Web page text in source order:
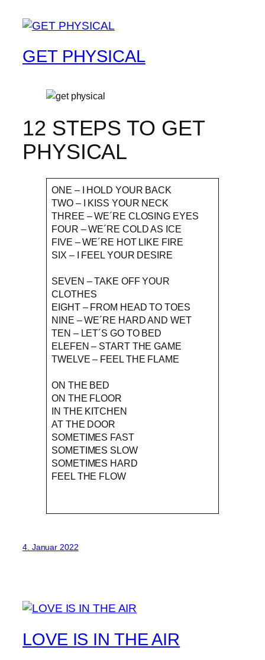
GET PHYSICAL
12 STEPS TO GET
PHYSICAL
ONE – I HOLD YOUR BACK
TWO – I KISS YOUR NECK
THREE – WE´RE CLOSING EYES
FOUR – WE´RE COLD AS ICE
FIVE – WE´RE HOT LIKE FIRE
SIX – I FEEL YOUR DESIRE
SEVEN – TAKE OFF YOUR
CLOTHES
EIGHT – FROM HEAD TO TOES
NINE – WE´RE HARD AND WET
TEN – LET´S GO TO BED
ELEFEN – START THE GAME
TWELVE – FEEL THE FLAME
ON THE BED
ON THE FLOOR
IN THE KITCHEN
AT THE DOOR
SOMETIMES FAST
SOMETIMES SLOW
SOMETIMES HARD
FEEL THE FLOW
4. Januar 2022
LOVE IS IN THE AIR